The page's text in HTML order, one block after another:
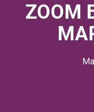
ZOOM